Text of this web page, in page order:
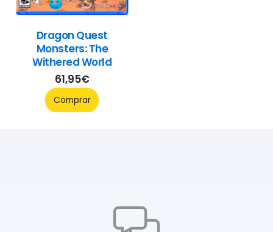
Dragon Quest
Monsters: The
Withered World
61,95€
Comprar